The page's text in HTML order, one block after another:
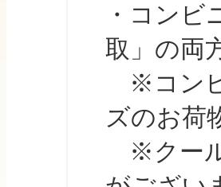
・コンビ
取」の両
※コンビ
ズのお荷
※クール